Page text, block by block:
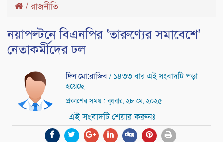
/রাজনীতি
নয়াপল্টনে বিএনপির ‘তারুণ্যের সমাবেশে’
নেতাকর্মীদের ঢল
দিন মো:রাজিব/ ১৪৩৩ বার এই সংবাদটি পড়া
হয়েছে
প্রকাশের সময় : বুধবার, ২৮ মে, ২০২৫
এই সংবাদটি শেয়ার করুনঃ